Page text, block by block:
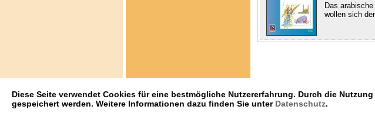
Diese Seite verwendet Cookies für eine bestmögliche Nutzererfahrung. Durch die
gespeichert werden. Weitere Informationen dazu finden Sie unter Datenschutz.
Das
wollen sich
[Seite weiterempfehlen |Seite zu